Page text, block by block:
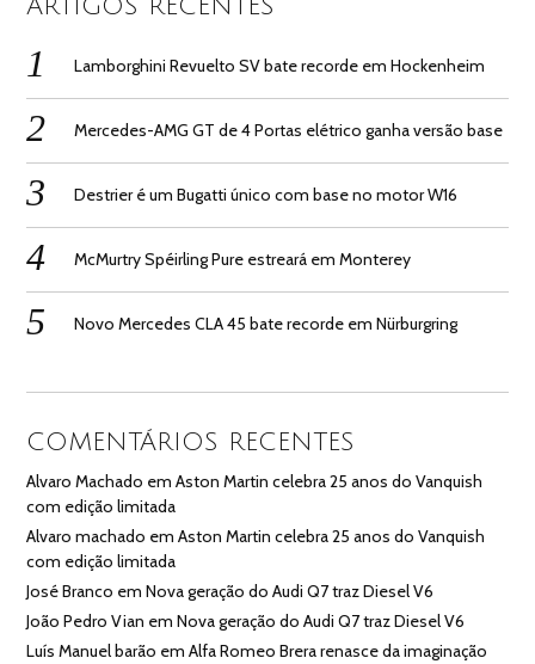
ARTIGOS RECENTES
Lamborghini Revuelto SV bate recorde em Hockenheim
Mercedes-AMG GT de 4 Portas elétrico ganha versão base
Destrier é um Bugatti único com base no motor W16
McMurtry Spéirling Pure estreará em Monterey
Novo Mercedes CLA 45 bate recorde em Nürburgring
COMENTÁRIOS RECENTES
Alvaro Machado emAston Martin celebra 25 anos do Vanquish
com edição limitada
Alvaro machado emAston Martin celebra 25 anos do Vanquish
com edição limitada
José Branco emNova geração do Audi Q7 traz Diesel V6
João Pedro Vian emNova geração do Audi Q7 traz Diesel V6
Luís Manuel barão emAlfa Romeo Brera renasce da imaginação